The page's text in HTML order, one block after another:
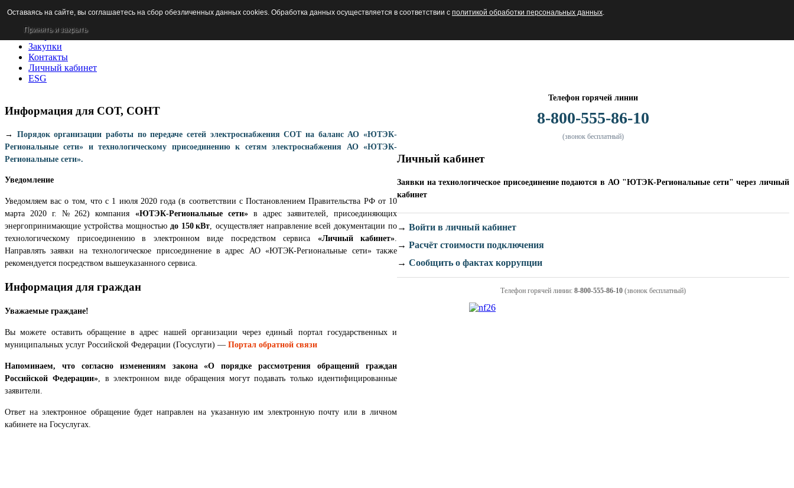
Новости
Раскрытие информации
Потребителям
Закупки
Контакты
Личный кабинет
ESG
Информация для СОТ, СОНТ
→ Порядок организации работы по передаче сетей электроснабжения СОТ на баланс АО «ЮТЭК-
Региональные сети» и технологическому присоединению к сетям электроснабжения АО «ЮТЭК-
Региональные сети».
Уведомление
Уведомляем вас о том, что с 1 июля 2020 года (в соответствии с Постановлением Правительства РФ от 10
марта 2020 г. № 262) компания «ЮТЭК-Региональные сети»в адрес заявителей, присоединяющих
энергопринимающие устройства мощностьюдо 150 кВт, осуществляет направление всей документации по
технологическому присоединению в электронном виде посредством сервиса «Личный кабинет».
Направлять заявки на технологическое присоединение в адрес АО «ЮТЭК-Региональные сети» также
рекомендуется посредством вышеуказанного сервиса.
Информация для граждан
Уважаемые граждане!
Вы можете оставить обращение в адрес нашей организации через единый портал государственных и
муниципальных услуг Российской Федерации (Госуслуги) — Портал обратной связи
Напоминаем, что согласно изменениям закона «О порядке рассмотрения обращений граждан
Российской Федерации», в электронном виде обращения могут подавать только идентифицированные
заявители.
Ответ на электронное обращение будет направлен на указанную им электронную почту или в личном
кабинете на Госуслугах.
Телефон горячей линии
8-800-555-86-10
(звонок бесплатный)
Личный кабинет
Заявки на технологическое присоединение подаются в АО "ЮТЭК-Региональные сети" через личный
кабинет
→ Войти в личный кабинет
→ Расчёт стоимости подключения
→ Сообщить о фактах коррупции
Телефон горячей линии: 8-800-555-86-10 (звонок бесплатный)
Оставаясь на сайте, вы соглашаетесь на сбор обезличенных данных cookies. Обработка данных осуществляется в соответствии с политикой обработки персональных данных.
Принять и закрыть